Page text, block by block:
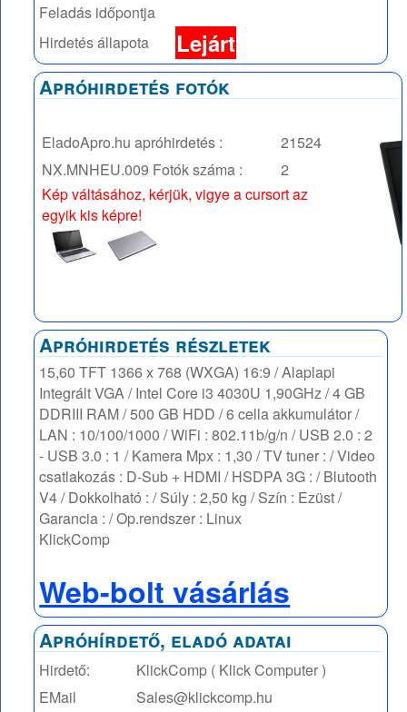
Feladás időpontja
Hirdetés állapota
Lejárt
Apróhirdetés fotók
EladoApro.hu apróhirdetés :
21524
NX.MNHEU.009 Fotók száma :
2
Kép váltásához, kérjük, vigye a cursort az
egyik kis képre!
Apróhirdetés részletek
15,60 TFT 1366 x 768 (WXGA) 16:9 / Alaplapi
Integrált VGA / Intel Core i3 4030U 1,90GHz / 4 GB
DDRIII RAM / 500 GB HDD / 6 cella akkumulátor /
LAN : 10/100/1000 / WiFi : 802.11b/g/n / USB 2.0 : 2
- USB 3.0 : 1 / Kamera Mpx : 1,30 / TV tuner : / Video
csatlakozás : D-Sub + HDMI / HSDPA 3G : / Blutooth
V4 / Dokkolható : / Súly : 2,50 kg / Szín : Ezüst /
Garancia : / Op.rendszer : Linux
KlickComp
Web-bolt vásárlás
Apróhírdető, eladó adatai
Hirdető:
KlickComp ( Klick Computer )
EMail
Sales@klickcomp.hu